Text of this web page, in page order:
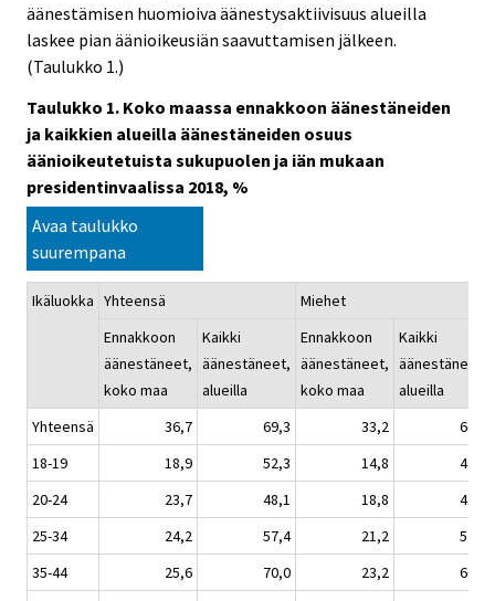
äänestämisen huomioiva äänestysaktiivisuus alueilla
laskee pian äänioikeusiän saavuttamisen jälkeen.
(Taulukko 1.)
Taulukko 1. Koko maassa ennakkoon äänestäneiden
ja kaikkien alueilla äänestäneiden osuus
äänioikeutetuista sukupuolen ja iän mukaan
presidentinvaalissa 2018, %
Avaa taulukko
suurempana
Ikäluokka Yhteensä
Miehet
Ennakkoon
äänestäneet,
koko maa
Kaikki
äänestäneet,
alueilla
Ennakkoon
äänestäneet,
koko maa
Kaikki
äänestäneet,
alueilla
Yhteensä
36,7 69,3 33,2
66,1
18-19
18,9 52,3 14,8
46,3
20-24
23,7 48,1 18,8
41,8
25-34
24,2 57,4 21,2
52,6
35-44
25,6 70,0 23,2
66,0